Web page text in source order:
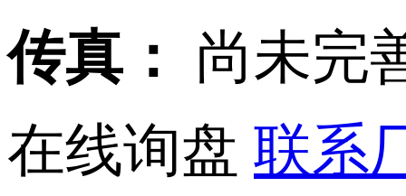
传真：
尚未完
在线询盘 联系